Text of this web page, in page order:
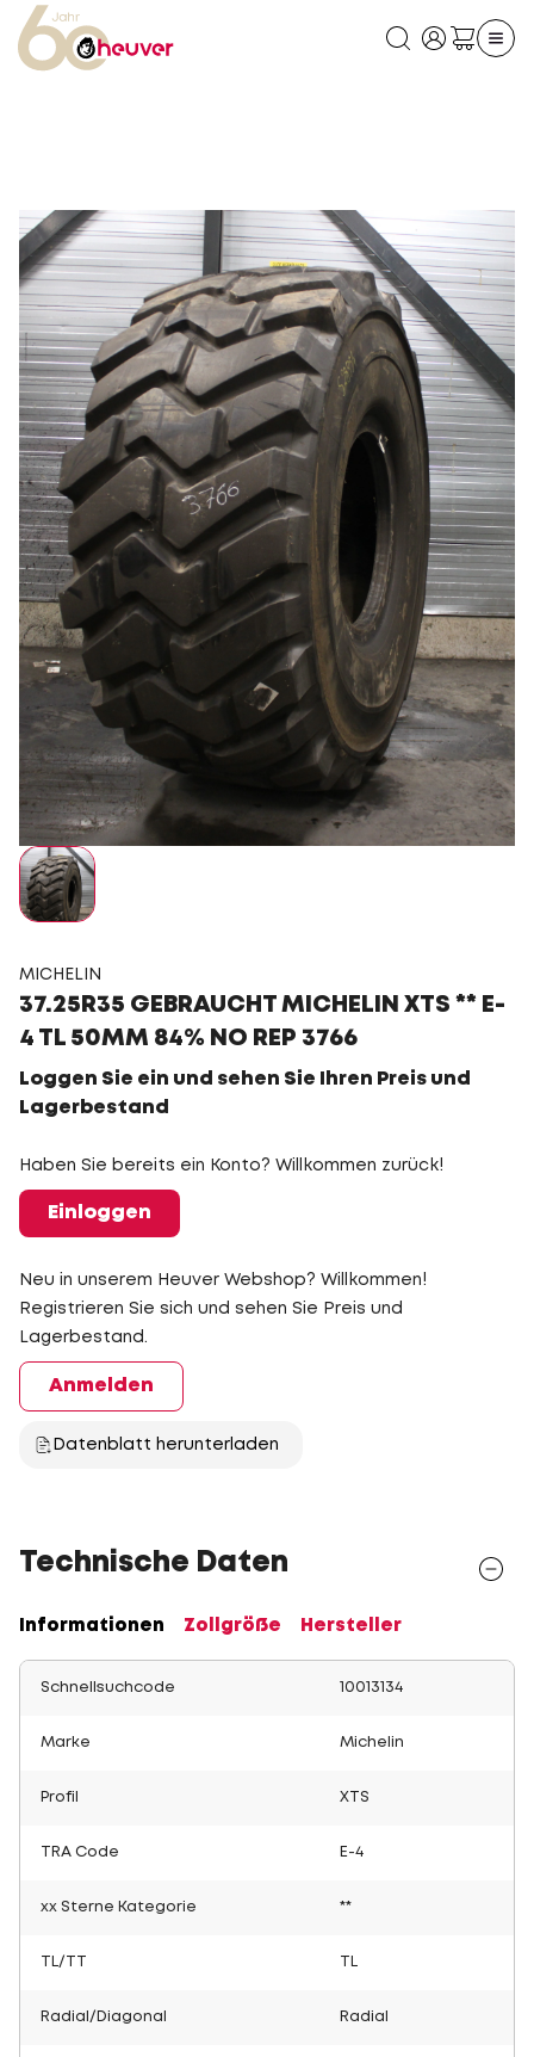
MICHELIN
37.25R35 GEBRAUCHT MICHELIN XTS ** E-
4 TL 50MM 84% NO REP 3766
Loggen Sie ein und sehen Sie Ihren Preis und
Lagerbestand
Haben Sie bereits ein Konto? Willkommen zurück!
Einloggen
Neu in unserem Heuver Webshop? Willkommen!
Registrieren Sie sich und sehen Sie Preis und
Lagerbestand.
Anmelden
Datenblatt herunterladen
Technische Daten
Informationen Zollgröße Hersteller
Schnellsuchcode 10013134
Marke Michelin
Profil XTS
TRA Code E-4
xx Sterne Kategorie **
TL/TT
Radial/Diagonal Radial